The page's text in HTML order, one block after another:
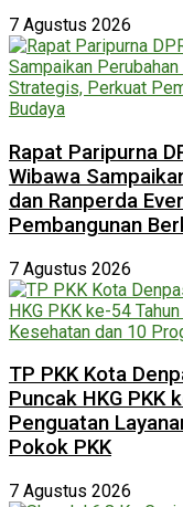
7 Agustus 2026
Rapat Paripurna
Wibawa
dan Ranperda
Pembangunan
7 Agustus 2026
TP PKK Kota
Puncak HKG PKK
Penguatan
Pokok PKK
7 Agustus 2026